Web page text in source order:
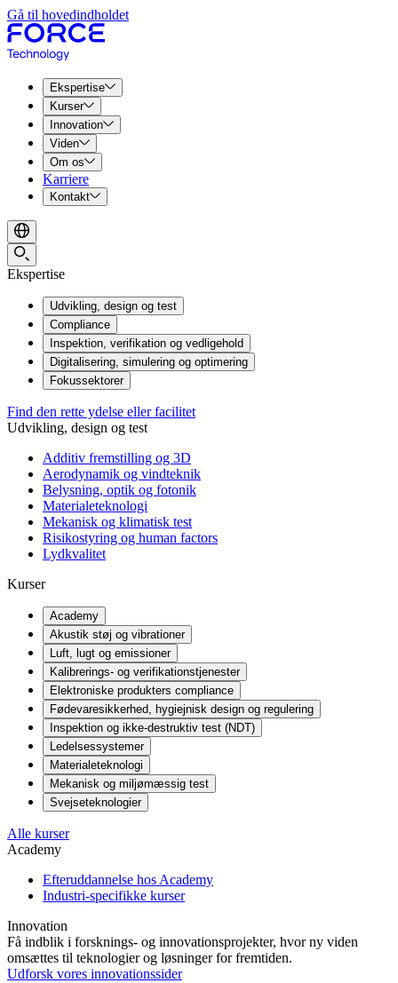
Gå til hovedindholdet
Ekspertise
Kurser
Innovation
Viden
Om os
Karriere
Kontakt
Ekspertise
Udvikling, design og test
Compliance
Inspektion, verifikation og vedligehold
Digitalisering, simulering og optimering
Fokussektorer
Find den rette ydelse eller facilitet
Udvikling, design og test
Additiv fremstilling og 3D
Aerodynamik og vindteknik
Belysning, optik og fotonik
Materialeteknologi
Mekanisk og klimatisk test
Risikostyring og human factors
Lydkvalitet
Kurser
Academy
Akustik støj og vibrationer
Luft, lugt og emissioner
Kalibrerings- og verifikationstjenester
Elektroniske produkters compliance
Fødevaresikkerhed, hygiejnisk design og regulering
Inspektion og ikke-destruktiv test (NDT)
Ledelsessystemer
Materialeteknologi
Mekanisk og miljømæssig test
Svejseteknologier
Alle kurser
Academy
Efteruddannelse hos Academy
Industri-specifikke kurser
Innovation
Få indblik i forsknings- og innovationsprojekter, hvor ny viden
omsættes til teknologier og løsninger for fremtiden.
Udforsk vores innovationssider